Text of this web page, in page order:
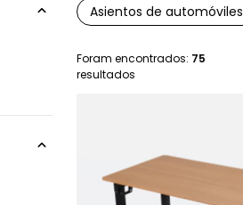
Asientos de automóviles
Foram encontrados: 75
resultados